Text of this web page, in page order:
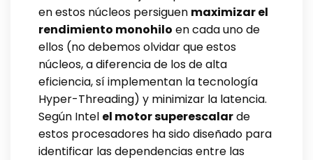
en estos núcleos persiguen maximizar el
rendimiento monohilo en cada uno de
ellos (no debemos olvidar que estos
núcleos, a diferencia de los de alta
eficiencia, sí implementan la tecnología
Hyper-Threading) y minimizar la latencia.
Según Intel el motor superescalarde
estos procesadores ha sido diseñado para
identificar las dependencias entre las